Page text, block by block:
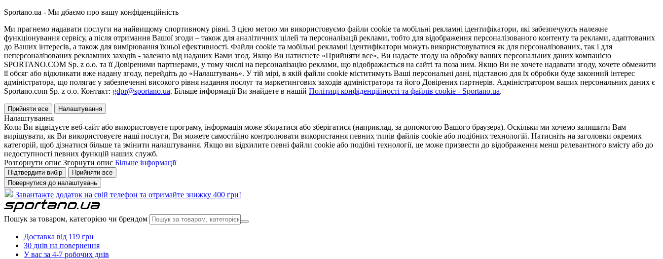
Sportano.ua - Ми дбаємо про вашу конфіденційність
Ми прагнемо надавати послуги на найвищому спортивному рівні. З цією метою ми використовуємо файли cookie та мобільні рекламні ідентифікатори, які забезпечують належне
функціонування сервісу, а після отримання Вашої згоди – також для аналітичних цілей та персоналізації реклами, тобто для відображення персоналізованого контенту та реклами, адаптованих
до Ваших інтересів, а також для вимірювання їхньої ефективності. Файли cookie та мобільні рекламні ідентифікатори можуть використовуватися як для персоналізованих, так і для
неперсоналізованих рекламних заходів - залежно від наданих Вами згод. Якщо Ви натиснете «Прийняти все», Ви надасте згоду на обробку ваших персональних даних компанією
SPORTANO.COM Sp. z o.o. та її Довіреними партнерами, у тому числі на персоналізацію реклами, що відображається на сайті та поза ним. Якщо Ви не хочете надавати згоду, хочете обмежити
її обсяг або відкликати вже надану згоду, перейдіть до «Налаштувань». У тій мірі, в якій файли cookie міститимуть Ваші персональні дані, підставою для їх обробки буде законний інтерес
адміністратора, що полягає у забезпеченні високого рівня надання послуг та маркетингових заходів адміністратора та його Довірених партнерів. Адміністратором ваших персональних даних є
Sportano.com Sp. z o.o. Контакт: gdpr@sportano.ua. Більше інформації Ви знайдете в нашій Політиці конфіденційності та файлів cookie - Sportano.ua.
Прийняти все Налаштування
Налаштування
Коли Ви відвідуєте веб-сайт або використовуєте програму, інформація може збиратися або зберігатися (наприклад, за допомогою Вашого браузера). Оскільки ми хочемо залишити Вам
вирішувати, як Ви використовуєте наші послуги, Ви можете самостійно контролювати використання певних типів файлів cookie або подібних технологій. Натисніть на заголовки окремих
категорій, щоб дізнатися більше та змінити налаштування. Якщо ви відхилите певні файли cookie або подібні технології, це може призвести до відображення менш релевантного вмісту або до
недоступності певних функцій наших служб.
Розгорнути опис Згорнути опис Більше інформації
Підтвердити вибір
Прийняти все
Повернутися до налаштувань
Завантажте додаток на свій телефон та отримайте знижку 400 грн!
Пошук за товаром, категорією чи брендом
Доставка від 119 грн
30 днів на повернення
У вас за 4-7 робочих днів